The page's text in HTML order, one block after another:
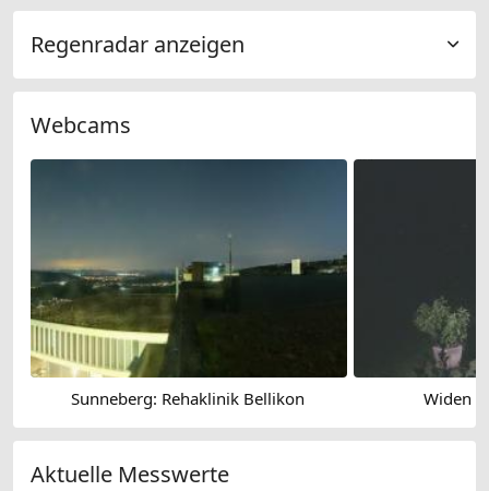
Regenradar anzeigen
Webcams
Sunneberg: Rehaklinik Bellikon Widen ›
Aktuelle Messwerte